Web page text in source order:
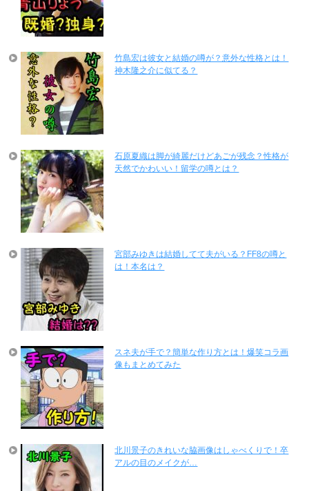
竹島宏は彼女と結婚の噂が？意外な性格とは！
神木隆之介に似てる？
石原夏織は脚が綺麗だけどあごが残念？性格が
天然でかわいい！留学の噂とは？
宮部みゆきは結婚してて夫がいる？FF8の噂と
は！本名は？
スネ夫が手で？簡単な作り方とは！爆笑コラ画
像もまとめてみた
北川景子のきれいな脇画像はしゃべくりで！卒
アルの目のメイクが…